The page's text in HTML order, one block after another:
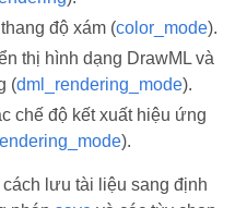
độ xám (color_mode).
thị hình dạng DrawML và
(dml_rendering_mode).
chế độ kết xuất hiệu ứng
).
lưu tài liệu sang định